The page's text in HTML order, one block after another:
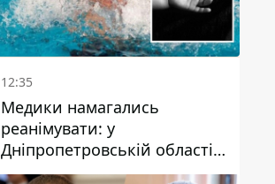
12:35
Медики намагались
реанімувати: у
Дніпропетровській області
дворічний хлопчик потонув